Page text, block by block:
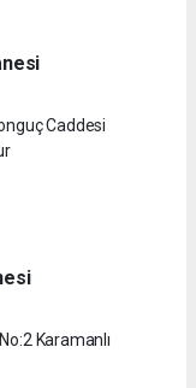
Caddesi
Karamanlı